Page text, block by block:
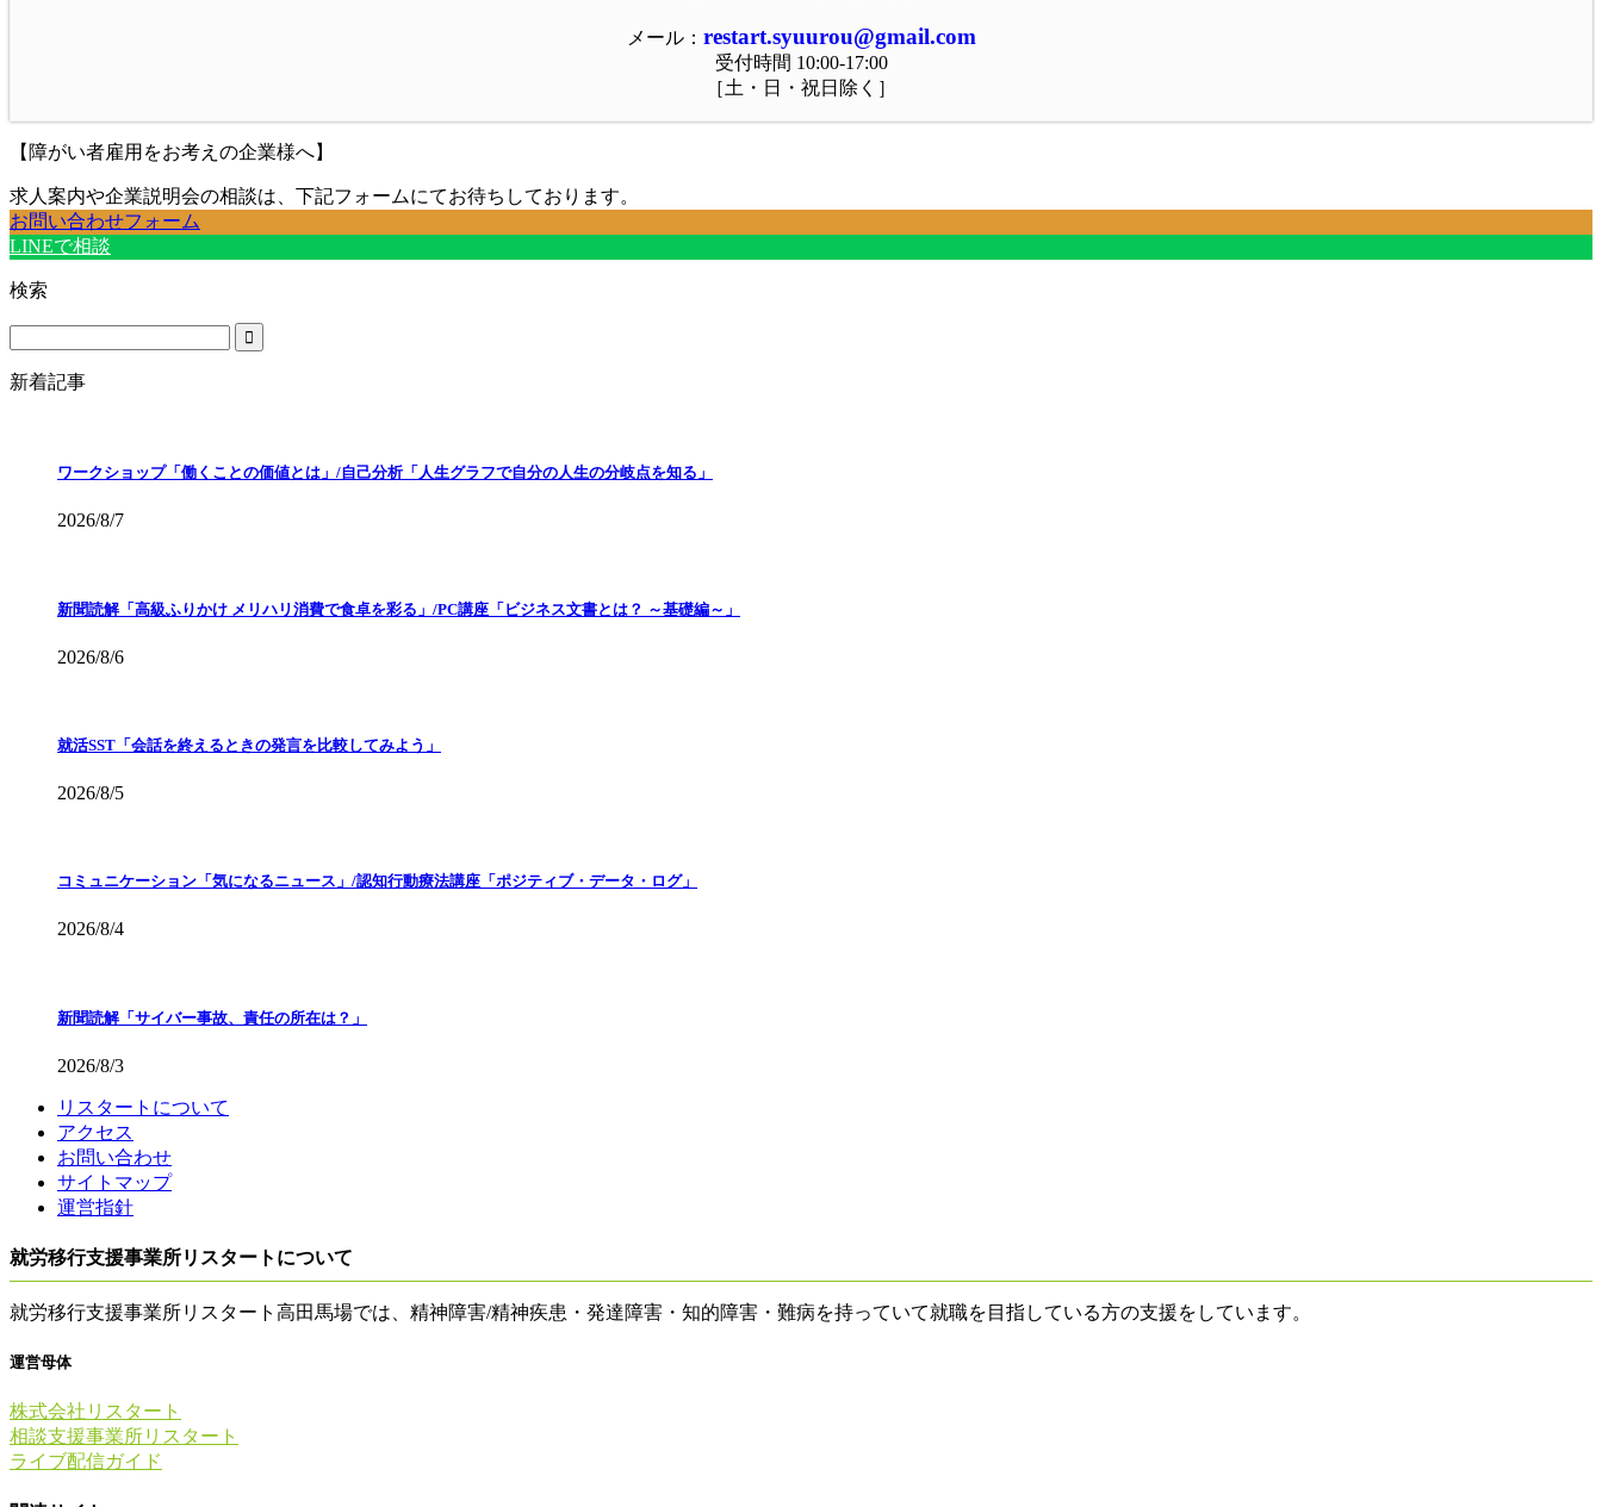
メール： restart.syuurou@gmail.com
受付時間 10:00-17:00
［土・日・祝日除く］
【障がい者雇用をお考えの企業様へ】
求人案内や企業説明会の相談は、下記フォームにてお待ちしております。
お問い合わせフォーム
LINEで相談
検索
新着記事
ワークショップ「働くことの価値とは」/自己分析「人生グラフで自分の人生の分岐点を知る」
2026/8/7
新聞読解「高級ふりかけ メリハリ消費で食卓を彩る」/PC講座「ビジネス文書とは？ ～基礎編～」
2026/8/6
就活SST「会話を終えるときの発言を比較してみよう」
2026/8/5
コミュニケーション「気になるニュース」/認知行動療法講座「ポジティブ・データ・ログ」
2026/8/4
新聞読解「サイバー事故、責任の所在は？」
2026/8/3
リスタートについて
アクセス
お問い合わせ
サイトマップ
運営指針
就労移行支援事業所リスタートについて
就労移行支援事業所リスタート高田馬場では、精神障害/精神疾患・発達障害・知的障害・難病を持っていて就職を目指している方の支援をしています。
運営母体
株式会社リスタート
相談支援事業所リスタート
ライブ配信ガイド